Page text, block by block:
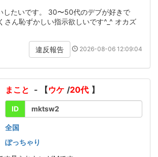
したいです。 30〜50代のデブが好きで
さん恥ずかしい指示欲しいです^_^ オカズ
違反報告 2026-08-06 12:09:04
まこと - 【ウケ /20代 】
ID mktsw2
全国
ぽっちゃり